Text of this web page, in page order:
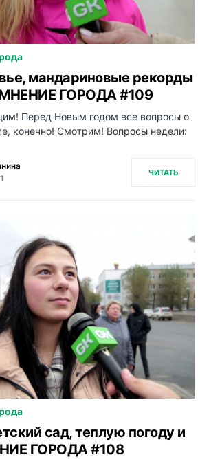
мандариновые рекорды
ГОРОДА #109
Перед Новым годом все вопросы о
конечно! Смотрим! Вопросы недели:
ЧИТАТЬ
сад, теплую погоду и
ГОРОДА #108